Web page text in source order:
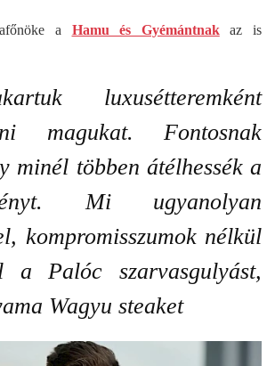
a Hamu és Gyémántnakaz is
luxusétteremként
magukat. Fontosnak
minél többen átélhessék a
Mi ugyanolyan
kompromisszumok nélkül
a Palóc szarvasgulyást,
Wagyu steaket